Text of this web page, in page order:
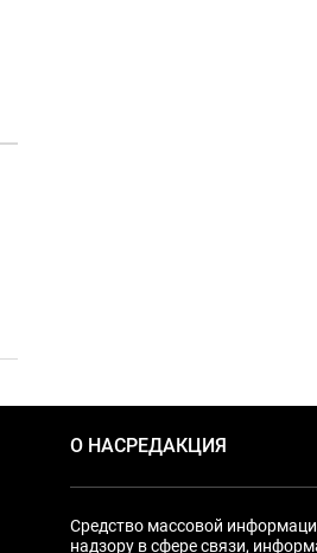
О НАСРЕДАКЦИЯ
Средство массовой
надзору в сфере связи,